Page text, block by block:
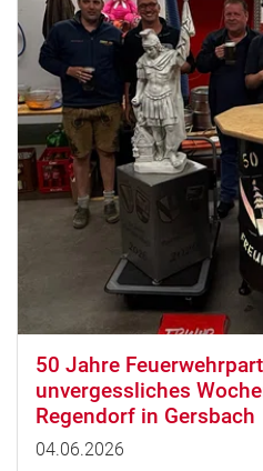
50 Jahre
unvergessliches
Regendorf in Gersbach
04.06.2026